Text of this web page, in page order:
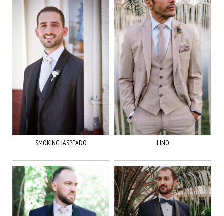
SMOKING JASPEADO LINO